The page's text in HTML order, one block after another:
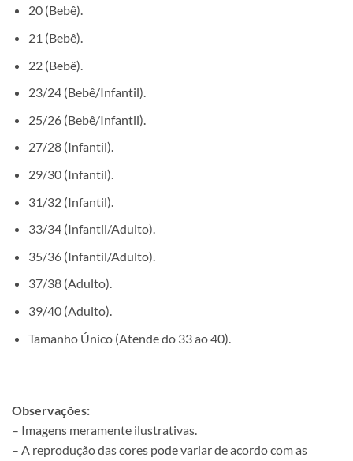
20 (Bebê).
21 (Bebê).
22 (Bebê).
23/24 (Bebê/Infantil).
25/26 (Bebê/Infantil).
27/28 (Infantil).
29/30 (Infantil).
31/32 (Infantil).
33/34 (Infantil/Adulto).
35/36 (Infantil/Adulto).
37/38 (Adulto).
39/40 (Adulto).
Tamanho Único (Atende do 33 ao 40).
Observações:
– Imagens meramente ilustrativas.
– A reprodução das cores pode variar de acordo com as